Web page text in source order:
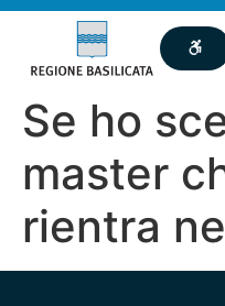
Se ho
master
rientra